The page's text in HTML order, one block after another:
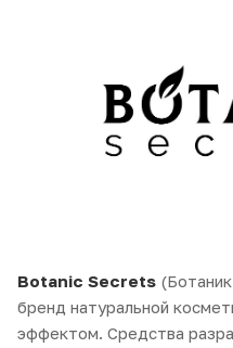
Botanic Secrets
бренд натуральной
эффектом. Средства